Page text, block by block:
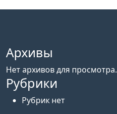
Архивы
Нет архивов для просмотра.
Рубрики
Рубрик нет